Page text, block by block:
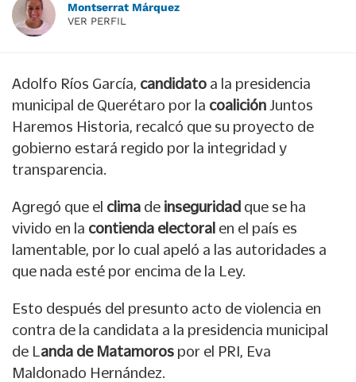
Montserrat Márquez
VER PERFIL
Adolfo Ríos García, candidato a la presidencia
municipal de Querétaro por la coalición Juntos
Haremos Historia, recalcó que su proyecto de
gobierno estará regido por la integridad y
transparencia.
Agregó que el clima de inseguridad que se ha
vivido en la contienda electoral en el país es
lamentable, por lo cual apeló a las autoridades a
que nada esté por encima de la Ley.
Esto después del presunto acto de violencia en
contra de la candidata a la presidencia municipal
de Landa de Matamoros por el PRI, Eva
Maldonado Hernández.